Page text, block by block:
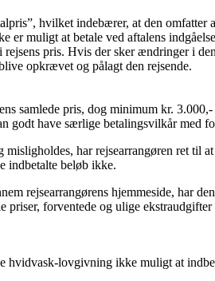
hvilket indebærer, at den
er muligt at betale ved aftalens
pris. Hvis der sker ændringer i
opkrævet og pålagt den rejsende.
samlede pris, dog minimum kr.
godt have særlige betalingsvilkår med
har rejsearrangøren ret til
indbetalte beløb ikke.
rejsearrangørens hjemmeside, har
priser, forventede og ulige
hvidvask-lovgivning ikke muligt at